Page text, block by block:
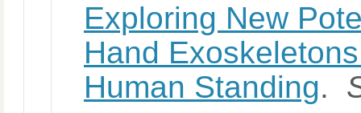
Exploring New
Hand
Human Standing.